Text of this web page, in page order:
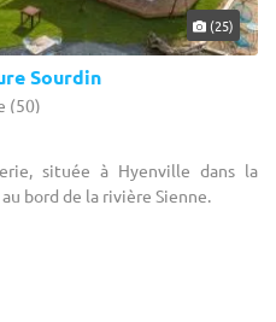
(25)
Sourdin
(50)
située à Hyenville dans la
bord de la rivière Sienne.